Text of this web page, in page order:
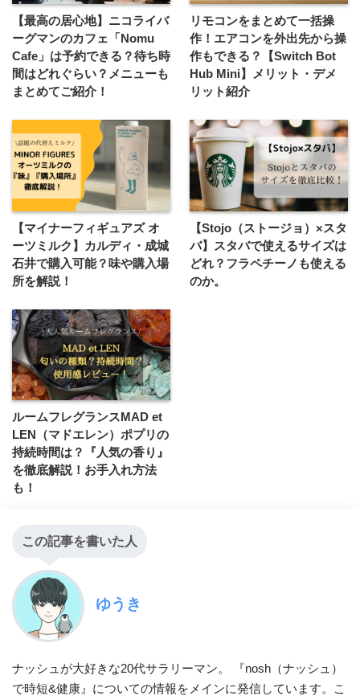
【最高の居心地】ニコライバ
ーグマンのカフェ「Nomu
Cafe」は予約できる？待ち時
間はどれぐらい？メニューも
まとめてご紹介！
リモコンをまとめて一括操
作！エアコンを外出先から操
作もできる？【Switch Bot
Hub Mini】メリット・デメ
リット紹介
【マイナーフィギュアズ オ
ーツミルク】カルディ・成城
石井で購入可能？味や購入場
所を解説！
【Stojo（ストージョ）×スタ
バ】スタバで使えるサイズは
どれ？フラペチーノも使える
のか。
ルームフレグランスMAD et
LEN（マドエレン）ポプリの
持続時間は？『人気の香り』
を徹底解説！お手入れ方法
も！
この記事を書いた人
ゆうき
ナッシュが大好きな20代サラリーマン。 『nosh（ナッシュ）
で時短&健康』についての情報をメインに発信しています。こ